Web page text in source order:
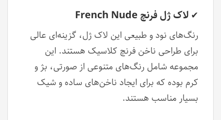
✔ لاک ژل فرنچ French Nude
رنگ‌های نود و طبیعی این لاک ژل، گزینه‌ای عالی
برای طراحی ناخن فرنچ کلاسیک هستند. این
مجموعه شامل رنگ‌های متنوعی از صورتی، بژ و
کرم بوده که برای ایجاد ناخن‌های ساده و شیک
بسیار مناسب هستند.